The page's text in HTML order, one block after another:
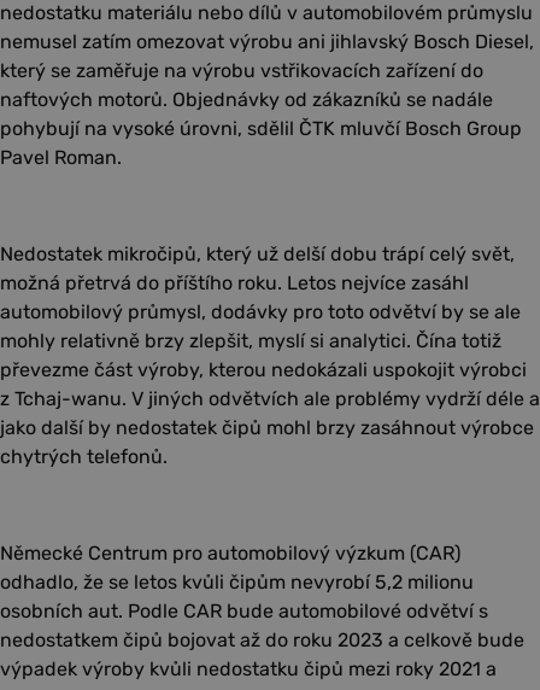
nedostatku materiálu nebo dílů v automobilovém průmyslu
nemusel zatím omezovat výrobu ani jihlavský Bosch Diesel,
který se zaměřuje na výrobu vstřikovacích zařízení do
naftových motorů. Objednávky od zákazníků se nadále
pohybují na vysoké úrovni, sdělil ČTK mluvčí Bosch Group
Pavel Roman.
Nedostatek mikročipů, který už delší dobu trápí celý svět,
možná přetrvá do příštího roku. Letos nejvíce zasáhl
automobilový průmysl, dodávky pro toto odvětví by se ale
mohly relativně brzy zlepšit, myslí si analytici. Čína totiž
převezme část výroby, kterou nedokázali uspokojit výrobci
z Tchaj-wanu. V jiných odvětvích ale problémy vydrží déle a
jako další by nedostatek čipů mohl brzy zasáhnout výrobce
chytrých telefonů.
Německé Centrum pro automobilový výzkum (CAR)
odhadlo, že se letos kvůli čipům nevyrobí 5,2 milionu
osobních aut. Podle CAR bude automobilové odvětví s
nedostatkem čipů bojovat až do roku 2023 a celkově bude
výpadek výroby kvůli nedostatku čipů mezi roky 2021 a